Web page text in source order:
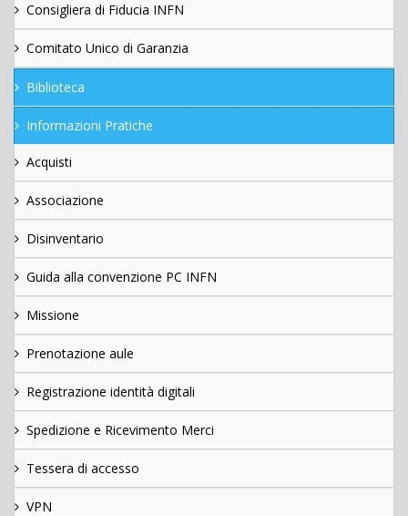
Consigliera di Fiducia INFN
Comitato Unico di Garanzia
Biblioteca
Informazioni Pratiche
Acquisti
Associazione
Disinventario
Guida alla convenzione PC INFN
Missione
Prenotazione aule
Registrazione identità digitali
Spedizione e Ricevimento Merci
Tessera di accesso
VPN